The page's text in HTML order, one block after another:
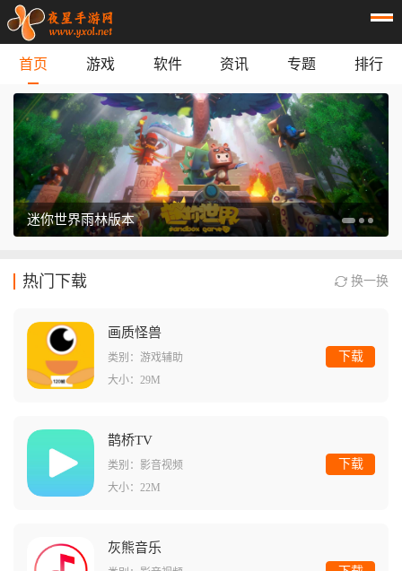
休闲益智：阿凡达孩童世界
模拟经营
：梅尔沃放置
角色扮演：我的世界经典版
游戏辅助
：mt画质助手240帧
游戏辅助 ： 鲸鱼漫游
游戏辅助：
萌宅社区
实用工具：steam link
首页 游戏 应用 资讯
专题
首页 游戏 软件 资讯 专题 排行
迷你世界雨林版本
热门下载 换一换
画质怪兽
类别：游戏辅助
大小：29M
下载
鹊桥TV
类别：影音视频
大小：22M
下载
灰熊音乐